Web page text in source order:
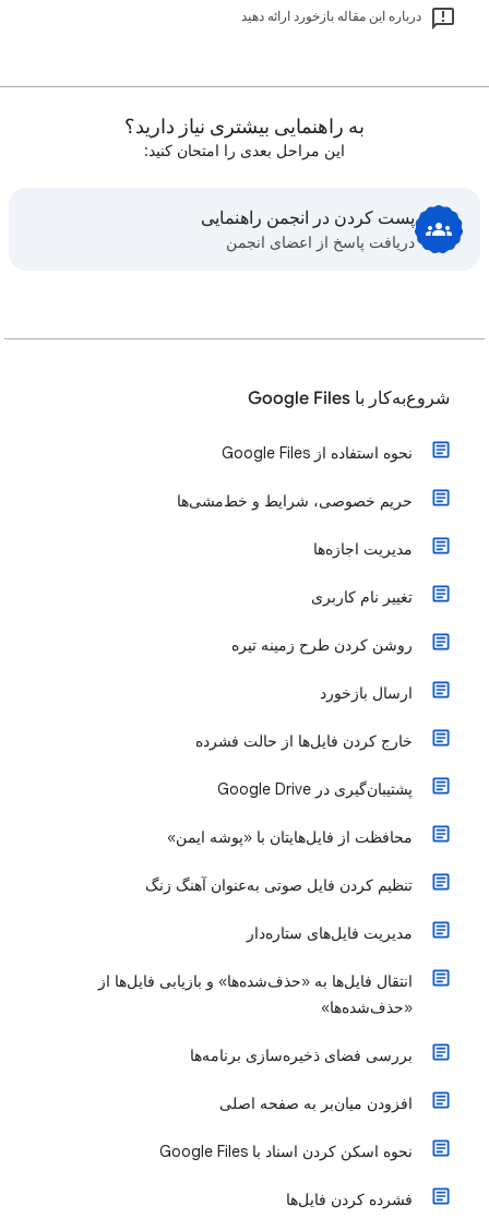
درباره این مقاله بازخورد ارائه دهید
به راهنمایی بیشتری نیاز دارید؟
این مراحل بعدی را امتحان کنید:
پست کردن در انجمن راهنمایی
دریافت پاسخ از اعضای انجمن
شروع‌به‌کار با Google Files
نحوه استفاده از Google Files
حریم خصوصی، شرایط و خط‌مشی‌ها
مدیریت اجازه‌ها
تغییر نام کاربری
روشن کردن طرح زمینه تیره
ارسال بازخورد
خارج کردن فایل‌ها از حالت فشرده
پشتیبان‌گیری در Google Drive
محافظت از فایل‌هایتان با «پوشه ایمن»
تنظیم کردن فایل صوتی به‌عنوان آهنگ زنگ
مدیریت فایل‌های ستاره‌دار
انتقال فایل‌ها به «حذف‌شده‌ها» و بازیابی فایل‌ها از
«حذف‌شده‌ها»
بررسی فضای ذخیره‌سازی برنامه‌ها
افزودن میان‌بر به صفحه اصلی
نحوه اسکن کردن اسناد با Google Files
فشرده کردن فایل‌ها